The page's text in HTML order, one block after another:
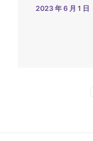
2023 年 6 月 1 日